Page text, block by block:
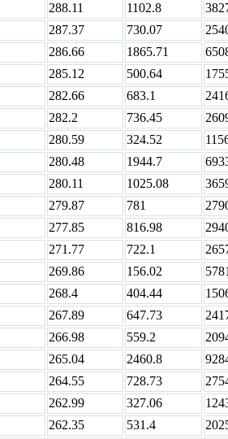
288.11 1102.8
287.37 730.07
286.66 1865.71
285.12 500.64
282.66 683.1
282.2 736.45
280.59 324.52
280.48 1944.7
280.11 1025.08
279.87 781
277.85 816.98
271.77 722.1
269.86 156.02
268.4 404.44
267.89 647.73
266.98 559.2
265.04 2460.8
264.55 728.73
262.99 327.06
262.35 531.4